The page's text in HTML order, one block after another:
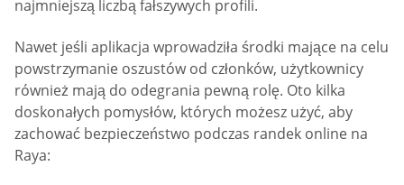
najmniejszą liczbą fałszywych profili.
Nawet jeśli aplikacja wprowadziła środki mające na celu
powstrzymanie oszustów od członków, użytkownicy
również mają do odegrania pewną rolę. Oto kilka
doskonałych pomysłów, których możesz użyć, aby
zachować bezpieczeństwo podczas randek online na
Raya: